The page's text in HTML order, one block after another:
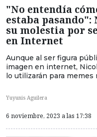
"No entendía
estaba pasando":
su molestia por
en Internet
Aunque al ser figura
imagen en internet,
lo utilizarán para memes
Yuyunis Aguilera
6 noviembre, 2023 a las 17:38